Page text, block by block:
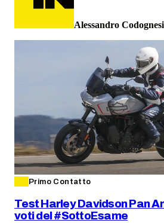
Alessandro Codognesi
Primo Contatto
Test Harley Davidson Pan
voti del #SottoEsame